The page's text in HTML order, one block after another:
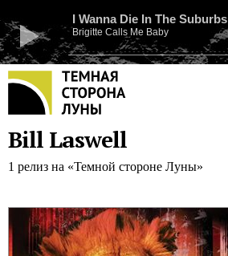
I Wanna Die In The Suburbs
Brigitte Calls Me Baby
Bill Laswell
1 релиз на «Темной стороне Луны»